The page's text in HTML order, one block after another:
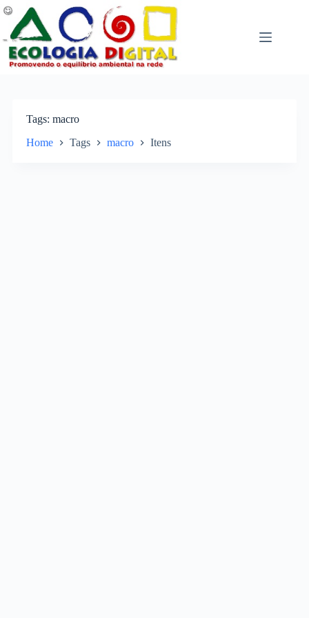
Pular
para
conteúdo
Tags macro
Home Tags macro Itens